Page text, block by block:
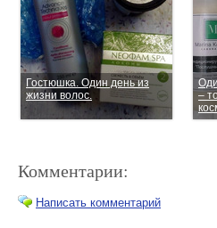
Гостюшка. Один день из
жизни волос.
–
Комментарии:
Написать комментарий